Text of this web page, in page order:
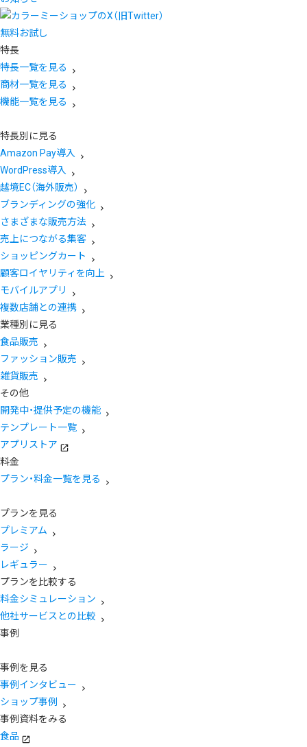
無料お試し
特長
特長一覧を見る
商材一覧を見る
機能一覧を見る
特長別に見る
Amazon Pay導入
WordPress導入
越境EC（海外販売）
ブランディングの強化
さまざまな販売方法
売上につながる集客
ショッピングカート
顧客ロイヤリティを向上
モバイルアプリ
複数店舗との連携
業種別に見る
食品販売
ファッション販売
雑貨販売
その他
開発中・提供予定の機能
テンプレート一覧
アプリストア
料金
プラン・料金一覧を見る
プランを見る
プレミアム
ラージ
レギュラー
プランを比較する
料金シミュレーション
他社サービスとの比較
事例
事例を見る
事例インタビュー
ショップ事例
事例資料をみる
食品